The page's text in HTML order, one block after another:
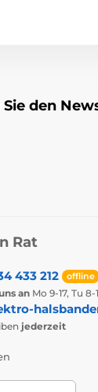
den
Rat
433 212 offline
an Mo 9-17, Tu 8-
jederzeit